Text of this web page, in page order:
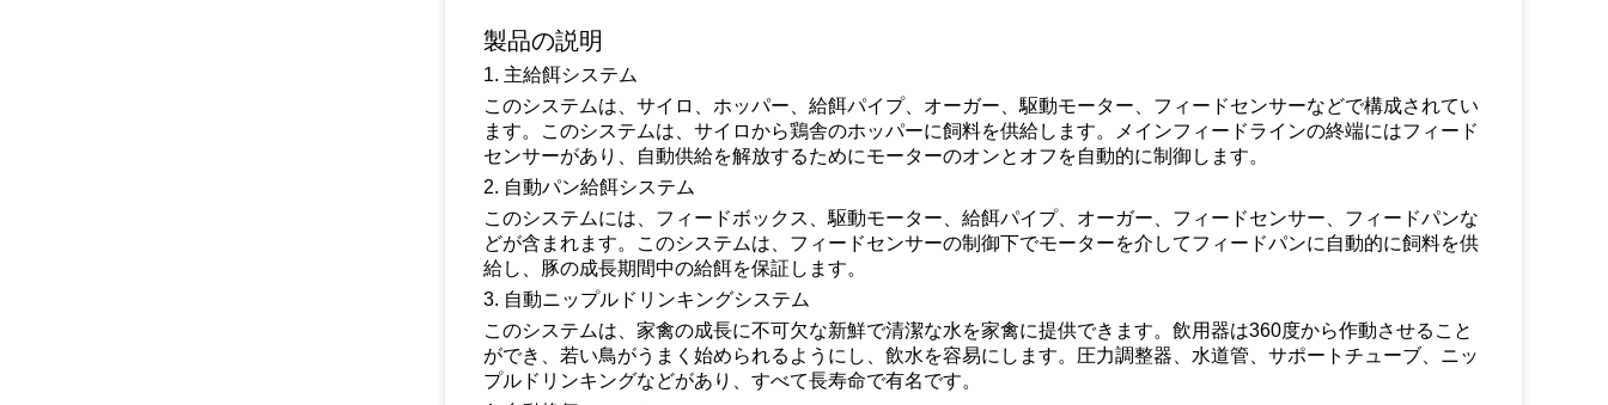
製品の説明
1. 主給餌システム
このシステムは、サイロ、ホッパー、給餌パイプ、オーガー、駆動モーター、フィードセンサーなどで構成されてい
ます。このシステムは、サイロから鶏舎のホッパーに飼料を供給します。メインフィードラインの終端にはフィード
センサーがあり、自動供給を解放するためにモーターのオンとオフを自動的に制御します。
2. 自動パン給餌システム
このシステムには、フィードボックス、駆動モーター、給餌パイプ、オーガー、フィードセンサー、フィードパンな
どが含まれます。このシステムは、フィードセンサーの制御下でモーターを介してフィードパンに自動的に飼料を供
給し、豚の成長期間中の給餌を保証します。
3. 自動ニップルドリンキングシステム
このシステムは、家禽の成長に不可欠な新鮮で清潔な水を家禽に提供できます。飲用器は360度から作動させること
ができ、若い鳥がうまく始められるようにし、飲水を容易にします。圧力調整器、水道管、サポートチューブ、ニッ
プルドリンキングなどがあり、すべて長寿命で有名です。